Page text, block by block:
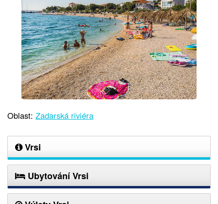
Oblast: Zadarská riviéra
Vrsi
Ubytování Vrsi